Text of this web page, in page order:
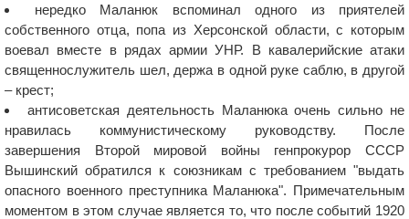
нередко Маланюк вспоминал одного из приятелей
собственного отца, попа из Херсонской области, с которым
воевал вместе в рядах армии УНР. В кавалерийские атаки
священнослужитель шел, держа в одной руке саблю, в другой
– крест;
антисоветская деятельность Маланюка очень сильно не
нравилась коммунистическому руководству. После
завершения Второй мировой войны генпрокурор СССР
Вышинский обратился к союзникам с требованием "выдать
опасного военного преступника Маланюка". Примечательным
моментом в этом случае является то, что после событий 1920